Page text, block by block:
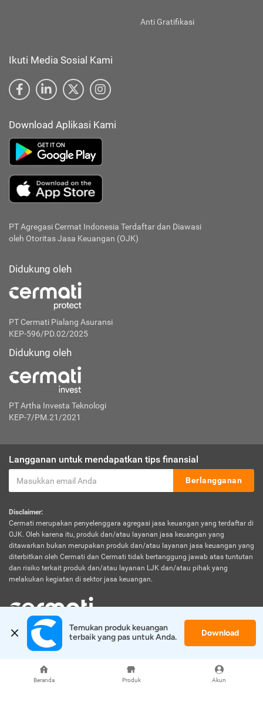
Beranda Produk Akun
Anti Gratifikasi
Ikuti Media Sosial Kami
Download Aplikasi Kami
PT Agregasi Cermat Indonesia Terdaftar dan Diawasi
oleh Otoritas Jasa Keuangan (OJK)
Didukung oleh
PT Cermati Pialang Asuransi
KEP-596/PD.02/2025
Didukung oleh
PT Artha Investa Teknologi
KEP-7/PM.21/2021
Langganan untuk mendapatkan tips finansial
Berlangganan
Disclaimer:
Cermati merupakan penyelenggara agregasi jasa keuangan yang terdaftar di
OJK. Oleh karena itu, produk dan/atau layanan jasa keuangan yang
ditawarkan bukan merupakan produk dan/atau layanan jasa keuangan yang
diterbitkan oleh Cermati dan Cermati tidak bertanggung jawab atas tuntutan
dan risiko terkait produk dan/atau layanan LJK dan/atau pihak yang
melakukan kegiatan di sektor jasa keuangan.
© 2026 Cermati. All Rights Reserved.
Temukan produk keuangan
terbaik yang pas untuk Anda.
Download